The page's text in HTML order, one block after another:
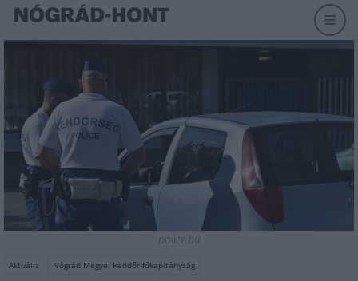
police.hu
Aktuális Nógrád Megyei Rendőr-főkapitányság